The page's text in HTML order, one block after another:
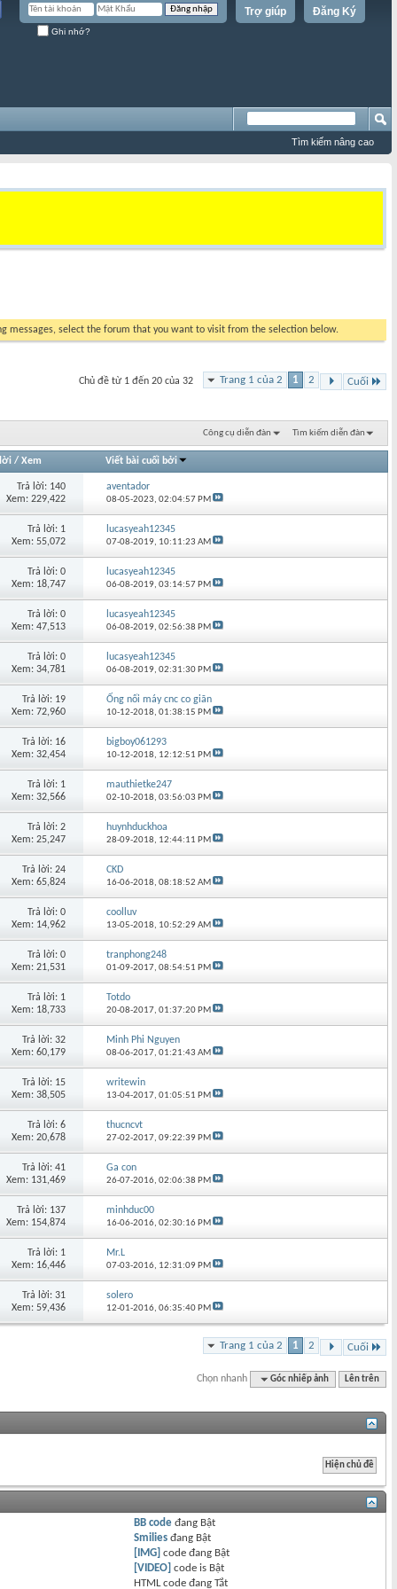
Đăng Ký
Trợ giúp
Ghi nhớ?
Tìm kiếm nâng cao
messages, select the forum that you want to visit from the selection below.
Trang 1 của 2 1 2 Cuối
Chủ đề từ 1 đến 20 của 32
Công cụ diễn đàn Tìm kiếm diễn đàn
/ Xem Viết bài cuối bởi
Trả lời: 140
Xem: 229,422
aventador
08-05-2023,02:04:57 PM
Trả lời: 1
Xem: 55,072
lucasyeah12345
07-08-2019, 10:11:23 AM
Trả lời: 0
Xem: 18,747
lucasyeah12345
06-08-2019,03:14:57 PM
Trả lời: 0
Xem: 47,513
lucasyeah12345
06-08-2019,02:56:38 PM
Trả lời: 0
Xem: 34,781
lucasyeah12345
06-08-2019,02:31:30 PM
Trả lời: 19
Xem: 72,960
Ống nối máy cnc co giãn
10-12-2018,01:38:15 PM
Trả lời: 16
Xem: 32,454
bigboy061293
10-12-2018, 12:12:51 PM
Trả lời: 1
Xem: 32,566
mauthietke247
02-10-2018,03:56:03 PM
Trả lời: 2
Xem: 25,247
huynhduckhoa
28-09-2018, 12:44:11 PM
Trả lời: 24
Xem: 65,824
CKD
16-06-2018,08:18:52 AM
Trả lời: 0
Xem: 14,962
coolluv
13-05-2018, 10:52:29 AM
Trả lời: 0
Xem: 21,531
tranphong248
01-09-2017,08:54:51 PM
Trả lời: 1
Xem: 18,733
Totdo
20-08-2017,01:37:20 PM
Trả lời: 32
Xem: 60,179
Minh Phi Nguyen
08-06-2017,01:21:43 AM
Trả lời: 15
Xem: 38,505
writewin
13-04-2017,01:05:51 PM
Trả lời: 6
Xem: 20,678
thucncvt
27-02-2017,09:22:39 PM
Trả lời: 41
Xem: 131,469
Ga con
26-07-2016,02:06:38 PM
Trả lời: 137
Xem: 154,874
minhduc00
16-06-2016,02:30:16 PM
Trả lời: 1
Xem: 16,446
Mr.L
07-03-2016, 12:31:09 PM
Trả lời: 31
Xem: 59,436
solero
12-01-2016,06:35:40 PM
Trang 1 của 2 1 2 Cuối
Chọn nhanh Góc nhiếp ảnh Lên trên
BB code đang Bật
Smilies đang Bật
[IMG] code đang Bật
[VIDEO] code is Bật
HTML code đangTắt